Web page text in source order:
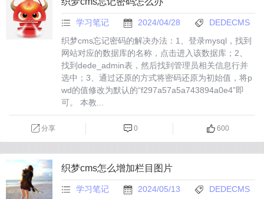
学习笔记 2024/04/28
DEDECMS
织梦cms忘记密码的解决办法：1、登录mysql，找到
网站对应的数据库的名称，点击进入该数据库；2、
找到dede_admin表，然后找到管理员相关信息行并
选中；3、通过还原的方式将密码还原为初始值，将p
wd的值修改为默认的“f297a57a5a743894a0e4”即
可。 本教...
分享 0 600
织梦cms怎么增加栏目图片
学习笔记 2024/05/13
DEDECMS